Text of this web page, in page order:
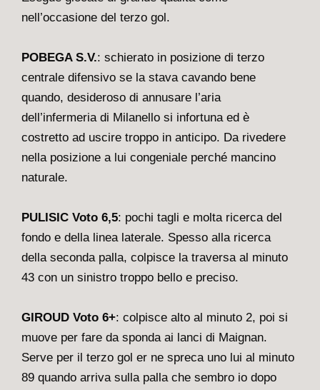
nell’occasione del terzo gol.
POBEGA S.V.: schierato in posizione di terzo
centrale difensivo se la stava cavando bene
quando, desideroso di annusare l’aria
dell’infermeria di Milanello si infortuna ed è
costretto ad uscire troppo in anticipo. Da rivedere
nella posizione a lui congeniale perché mancino
naturale.
PULISIC Voto 6,5: pochi tagli e molta ricerca del
fondo e della linea laterale. Spesso alla ricerca
della seconda palla, colpisce la traversa al minuto
43 con un sinistro troppo bello e preciso.
GIROUD Voto 6+: colpisce alto al minuto 2, poi si
muove per fare da sponda ai lanci di Maignan.
Serve per il terzo gol er ne spreca uno lui al minuto
89 quando arriva sulla palla che sembro io dopo